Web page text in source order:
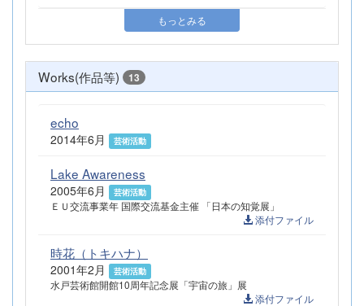
もっとみる
Works(作品等) 13
echo
2014年6月 芸術活動
Lake Awareness
2005年6月 芸術活動
ＥＵ交流事業年 国際交流基金主催 「日本の知覚展」
添付ファイル
時花（トキハナ）
2001年2月 芸術活動
水戸芸術館開館10周年記念展「宇宙の旅」展
添付ファイル